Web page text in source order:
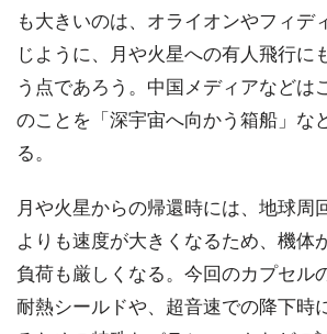
も大きいのは、オライオンやフィデ
じように、月や火星への有人飛行に
う点であろう。中国メディアなどは
のことを「深宇宙へ向かう箱船」な
る。
月や火星からの帰還時には、地球周
よりも速度が大きくなるため、機体
負荷も厳しくなる。今回のカプセル
耐熱シールドや、超音速での降下時